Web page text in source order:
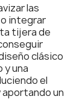
las
integrar
tijera de
clásico
y una
el
un